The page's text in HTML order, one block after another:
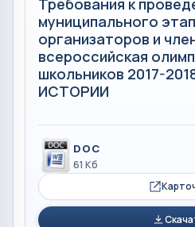
муниципального
организаторов и
всероссийская
школьников 2017-
ИСТОРИИ
DOC
61 Кб